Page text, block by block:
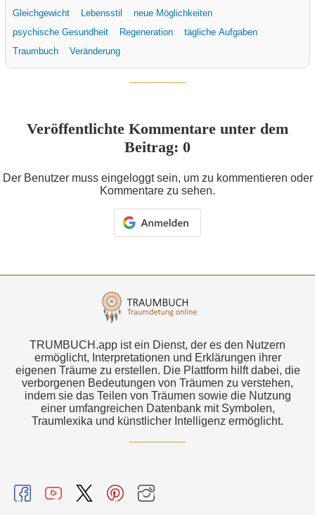
Gleichgewicht
Lebensstil
neue Möglichkeiten
psychische Gesundheit
Regeneration
tägliche Aufgaben
Traumbuch
Veränderung
Veröffentlichte Kommentare unter dem
Beitrag: 0
Der Benutzer muss eingeloggt sein, um zu kommentieren oder
Kommentare zu sehen.
TRUMBUCH.app ist ein Dienst, der es den Nutzern
ermöglicht, Interpretationen und Erklärungen ihrer
eigenen Träume zu erstellen. Die Plattform hilft dabei, die
verborgenen Bedeutungen von Träumen zu verstehen,
indem sie das Teilen von Träumen sowie die Nutzung
einer umfangreichen Datenbank mit Symbolen,
Traumlexika und künstlicher Intelligenz ermöglicht.